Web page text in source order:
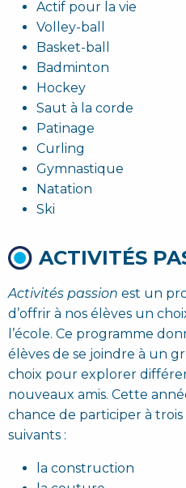
Actif pour la vie
Volley-ball
Basket-ball
Badminton
Hockey
Saut à la corde
Patinage
Curling
Gymnastique
Natation
Ski
ACTIVITÉS
Activités passion est un
d’offrir à nos élèves un
l’école. Ce programme
élèves de se joindre à un
choix pour explorer
nouveaux amis. Cette
chance de participer à
suivants :
la construction